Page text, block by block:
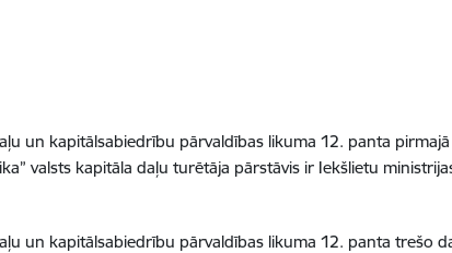
un kapitālsabiedrību pārvaldības likuma 12. panta pirmajā
valsts kapitāla daļu turētāja pārstāvis ir Iekšlietu
un kapitālsabiedrību pārvaldības likuma 12. panta trešo